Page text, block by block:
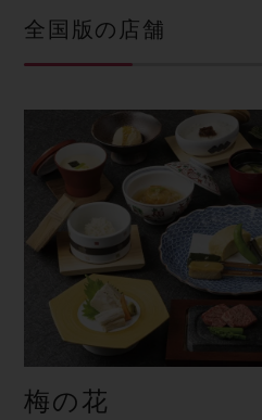
全国版の店舗
梅の花